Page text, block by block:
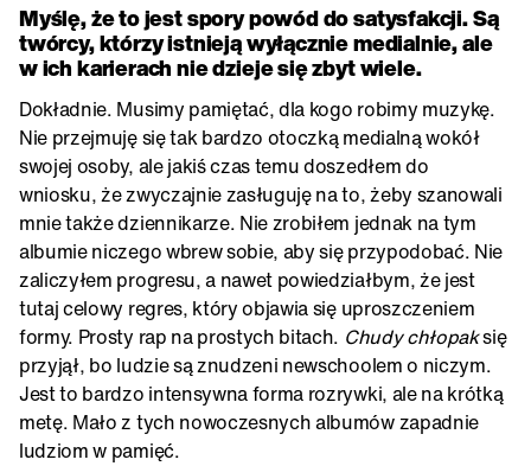
Myślę, że to jest spory powód do satysfakcji. Są
twórcy, którzy istnieją wyłącznie medialnie, ale
w ich karierach nie dzieje się zbyt wiele.
Dokładnie. Musimy pamiętać, dla kogo robimy muzykę.
Nie przejmuję się tak bardzo otoczką medialną wokół
swojej osoby, ale jakiś czas temu doszedłem do
wniosku, że zwyczajnie zasługuję na to, żeby szanowali
mnie także dziennikarze. Nie zrobiłem jednak na tym
albumie niczego wbrew sobie, aby się przypodobać. Nie
zaliczyłem progresu, a nawet powiedziałbym, że jest
tutaj celowy regres, który objawia się uproszczeniem
formy. Prosty rap na prostych bitach. Chudy chłopaksię
przyjął, bo ludzie są znudzeni newschoolem o niczym.
Jest to bardzo intensywna forma rozrywki, ale na krótką
metę. Mało z tych nowoczesnych albumów zapadnie
ludziom w pamięć.